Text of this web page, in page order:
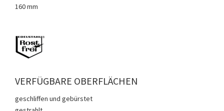
160 mm
VERFÜGBARE OBERFLÄCHEN
geschliffen und gebürstet